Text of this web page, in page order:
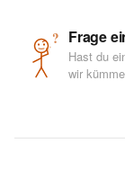
? Frage
Hast du
wir